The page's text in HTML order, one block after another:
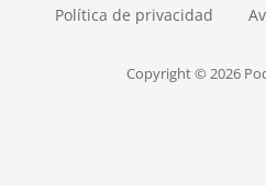
Política de privacidad
Copyright © 2026